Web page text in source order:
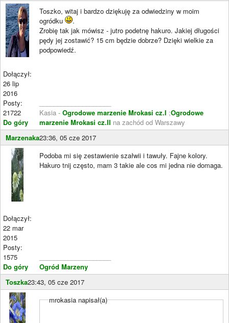
Dołączył:
26 lip
2016
Posty:
21722
Do góry
Toszko, witaj i bardzo dziękuję za odwiedziny w moim
ogródku
.
Zrobię tak jak mówisz - jutro podetnę hakuro. Jakiej długości
pędy jej zostawić? 15 cm będzie dobrze? Dzięki wielkie za
podpowiedź.
Kasia - Ogrodowe marzenie Mrokasi cz.I ;Ogrodowe
marzenie Mrokasi cz.II na zachód od Warszawy
Marzenaka23:36, 05 cze 2017
Dołączył:
22 mar
2015
Posty:
1575
Do góry
Podoba mi się zestawienie szałwii i tawuły. Fajne kolory.
Hakuro tnij często, mam 3 takie ale cos mi jedna nie domaga.
Ogród Marzeny
Toszka23:43, 05 cze 2017
mrokasia napisał(a)